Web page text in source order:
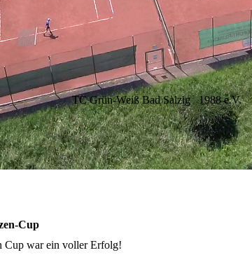
TC Grün-Weiß Bad Salzig 1988 e.V.
Cup
Cup war ein voller Erfolg!